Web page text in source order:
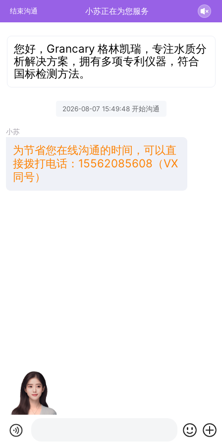
结束沟通 小苏正在为您服务
您好，Grancary 格林凯瑞，专注水质分
析解决方案，拥有多项专利仪器，符合
国标检测方法。
2026-08-07 15:49:48 开始沟通
小苏
为节省您在线沟通的时间，可以直
接拨打电话：15562085608（VX
同号）